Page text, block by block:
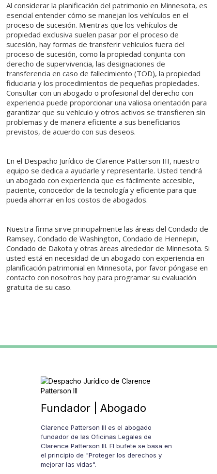
Al considerar la planificación del patrimonio en Minnesota, es
esencial entender cómo se manejan los vehículos en el
proceso de sucesión. Mientras que los vehículos de
propiedad exclusiva suelen pasar por el proceso de
sucesión, hay formas de transferir vehículos fuera del
proceso de sucesión, como la propiedad conjunta con
derecho de supervivencia, las designaciones de
transferencia en caso de fallecimiento (TOD), la propiedad
fiduciaria y los procedimientos de pequeñas propiedades.
Consultar con un abogado o profesional del derecho con
experiencia puede proporcionar una valiosa orientación para
garantizar que su vehículo y otros activos se transfieren sin
problemas y de manera eficiente a sus beneficiarios
previstos, de acuerdo con sus deseos.
En el Despacho Jurídico de Clarence Patterson III, nuestro
equipo se dedica a ayudarle y representarle. Usted tendrá
un abogado con experiencia que es fácilmente accesible,
paciente, conocedor de la tecnología y eficiente para que
pueda ahorrar en los costos de abogados.
Nuestra firma sirve principalmente las áreas del Condado de
Ramsey, Condado de Washington, Condado de Hennepin,
Condado de Dakota y otras áreas alrededor de Minnesota. Si
usted está en necesidad de un abogado con experiencia en
planificación patrimonial en Minnesota, por favor póngase en
contacto con nosotros hoy para programar su evaluación
gratuita de su caso.
Fundador | Abogado
Clarence Patterson III es el abogado
fundador de las Oficinas Legales de
Clarence Patterson III. El bufete se basa en
el principio de "Proteger los derechos y
mejorar las vidas".